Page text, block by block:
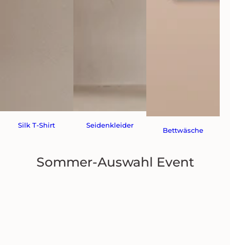
Silk T-Shirt Seidenkleider
Bettwäsche
Sommer-Auswahl Event